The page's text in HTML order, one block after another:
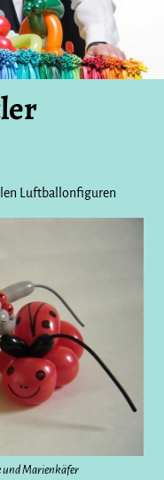
Luftballonfiguren
und Marienkäfer